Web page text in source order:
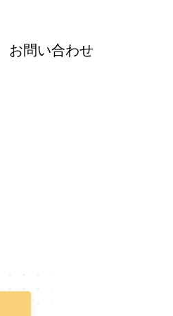
お問い合わせ